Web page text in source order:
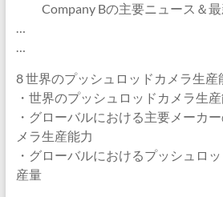
Company Bの主要ニュース＆最
…
…
8 世界のプッシュロッドカメラ生産
・世界のプッシュロッドカメラ生
・グローバルにおける主要メーカ
メラ生産能力
・グローバルにおけるプッシュロ
産量